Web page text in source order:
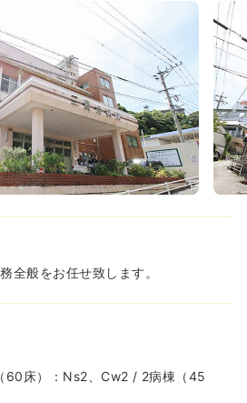
ーションを大切にし、その人らし
践したいとお考えの方に最適な環
全般をお任せ致します。
60床）：Ns2、Cw2 / 2病棟（45